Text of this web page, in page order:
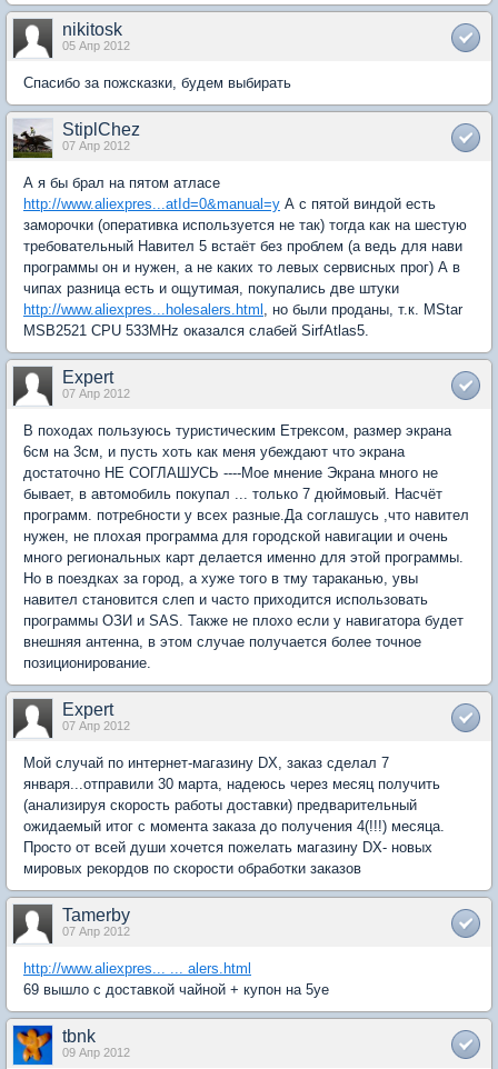
nikitosk
05 Апр 2012
Спасибо за пожсказки, будем выбирать
StiplChez
07 Апр 2012
А я бы брал на пятом атласе
http://www.aliexpres...atId=0&manual=y А с пятой виндой есть
заморочки (оперативка используется не так) тогда как на шестую
требовательный Навител 5 встаёт без проблем (а ведь для нави
программы он и нужен, а не каких то левых сервисных прог) А в
чипах разница есть и ощутимая, покупались две штуки
http://www.aliexpres...holesalers.html , но были проданы, т.к. MStar
MSB2521 CPU 533MHz оказался слабей SirfAtlas5.
Expert
07 Апр 2012
В походах пользуюсь туристическим Етрексом, размер экрана
6см на 3см, и пусть хоть как меня убеждают что экрана
достаточно НЕ СОГЛАШУСЬ ----Мое мнение Экрана много не
бывает, в автомобиль покупал ... только 7 дюймовый. Насчёт
программ. потребности у всех разные.Да соглашусь ,что навител
нужен, не плохая программа для городской навигации и очень
много региональных карт делается именно для этой программы.
Но в поездках за город, а хуже того в тму тараканью, увы
навител становится слеп и часто приходится использовать
программы ОЗИ и SAS. Также не плохо если у навигатора будет
внешняя антенна, в этом случае получается более точное
позиционирование.
Expert
07 Апр 2012
Мой случай по интернет-магазину DX, заказ сделал 7
января...отправили 30 марта, надеюсь через месяц получить
(анализируя скорость работы доставки) предварительный
ожидаемый итог с момента заказа до получения 4(!!!) месяца.
Просто от всей души хочется пожелать магазину DX- новых
мировых рекордов по скорости обработки заказов
Tamerby
07 Апр 2012
http://www.aliexpres... ... alers.html
69 вышло с доставкой чайной + купон на 5уе
tbnk
09 Апр 2012